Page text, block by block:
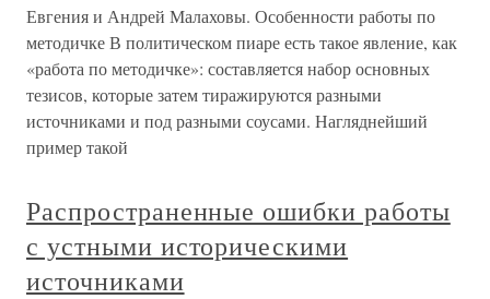
Евгения и Андрей Малаховы. Особенности работы по
методичке В политическом пиаре есть такое явление, как
«работа по методичке»: составляется набор основных
тезисов, которые затем тиражируются разными
источниками и под разными соусами. Нагляднейший
пример такой
Распространенные ошибки работы
с устными историческими
источниками